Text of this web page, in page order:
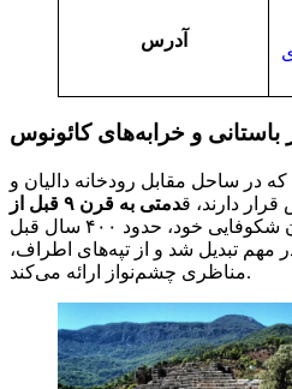
آدرس
باستانی و خرابه‌های کائونوس
که در ساحل مقابل رودخانه دالیان و
دمتی به قرن ۹ قبل از
دارند. این شهر در دوران شکوفایی خود، حدود ۴۰۰ سال قبل
مهم تبدیل شد و از تپه‌های اطراف،
مناظری چشم‌نواز ارائه می‌کند.